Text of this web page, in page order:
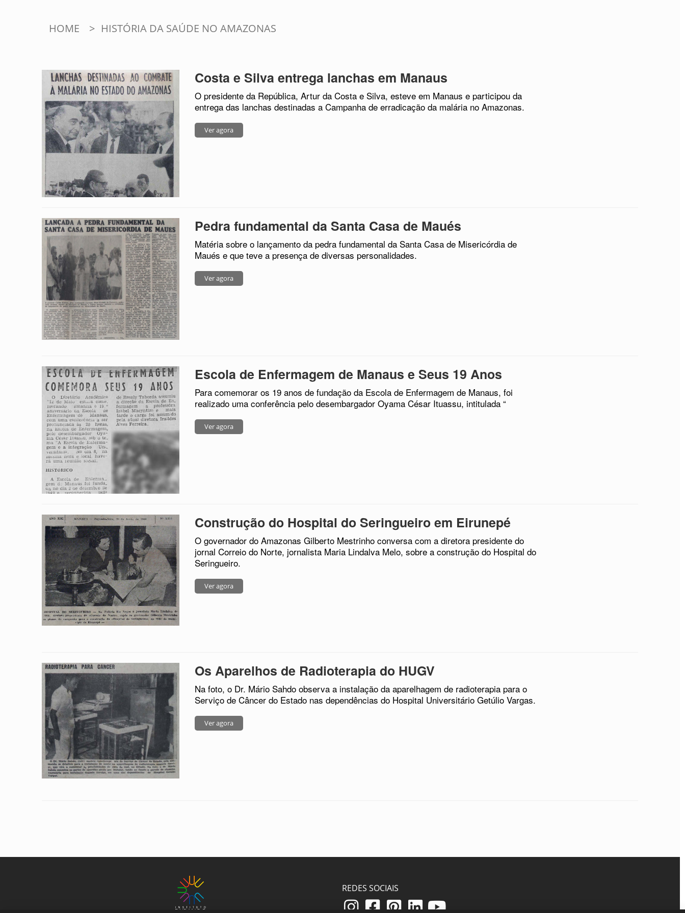
HOME > HISTÓRIA DA SAÚDE NO AMAZONAS
Costa e Silva entrega lanchas em Manaus
O presidente da República, Artur da Costa e Silva, esteve em Manaus e participou da
entrega das lanchas destinadas a Campanha de erradicação da malária no Amazonas.
Ver agora
Pedra fundamental da Santa Casa de Maués
Matéria sobre o lançamento da pedra fundamental da Santa Casa de Misericórdia de
Maués e que teve a presença de diversas personalidades.
Ver agora
Escola de Enfermagem de Manaus e Seus 19 Anos
Para comemorar os 19 anos de fundação da Escola de Enfermagem de Manaus, foi
realizado uma conferência pelo desembargador Oyama César Ituassu, intitulada “
Ver agora
Construção do Hospital do Seringueiro em Eirunepé
O governador do Amazonas Gilberto Mestrinho conversa com a diretora presidente do
jornal Correio do Norte, jornalista Maria Lindalva Melo, sobre a construção do Hospital do
Seringueiro.
Ver agora
Os Aparelhos de Radioterapia do HUGV
Na foto, o Dr. Mário Sahdo observa a instalação da aparelhagem de radioterapia para o
Serviço de Câncer do Estado nas dependências do Hospital Universitário Getúlio Vargas.
Ver agora
REDES SOCIAIS